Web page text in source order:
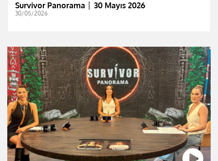
Survivor Panorama │ 30 Mayıs 2026
30/05/2026